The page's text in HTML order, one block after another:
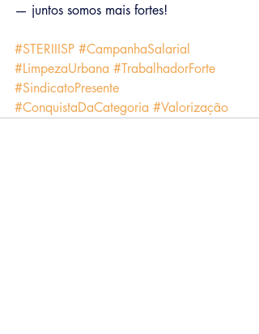
— juntos somos mais fortes!
#STERIIISP #CampanhaSalarial
#LimpezaUrbana #TrabalhadorForte
#SindicatoPresente
#ConquistaDaCategoria #Valorização